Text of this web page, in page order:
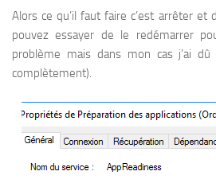
Alors ce qu’il faut faire c’est arrêter et
pouvez essayer de le redémarrer
problème mais dans mon cas j’ai
complètement).